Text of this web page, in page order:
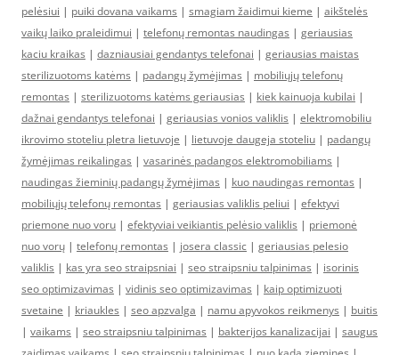
pelėsiui | puiki dovana vaikams | smagiam žaidimui kieme | aikštelės
vaikų laiko praleidimui | telefonų remontas naudingas | geriausias
kaciu kraikas | dazniausiai gendantys telefonai | geriausias maistas
sterilizuotoms katėms | padangų žymėjimas | mobiliųjų telefonų
remontas | sterilizuotoms katėms geriausias | kiek kainuoja kubilai |
dažnai gendantys telefonai | geriausias vonios valiklis | elektromobiliu
ikrovimo stoteliu pletra lietuvoje | lietuvoje daugeja stoteliu | padangų
žymėjimas reikalingas | vasarinės padangos elektromobiliams |
naudingas žieminių padangų žymėjimas | kuo naudingas remontas |
mobiliųjų telefonų remontas | geriausias valiklis peliui | efektyvi
priemone nuo voru | efektyviai veikiantis pelėsio valiklis | priemonė
nuo vorų | telefonų remontas | josera classic | geriausias pelesio
valiklis | kas yra seo straipsniai | seo straipsniu talpinimas | isorinis
seo optimizavimas | vidinis seo optimizavimas | kaip optimizuoti
svetaine | kriaukles | seo apzvalga | namu apyvokos reikmenys | buitis
| vaikams | seo straipsniu talpinimas | bakterijos kanalizacijai | saugus